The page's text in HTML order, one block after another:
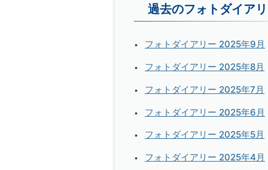
過去のフォトダイア
フォトダイアリー 2025年9月
フォトダイアリー 2025年8月
フォトダイアリー 2025年7月
フォトダイアリー 2025年6月
フォトダイアリー 2025年5月
フォトダイアリー 2025年4月